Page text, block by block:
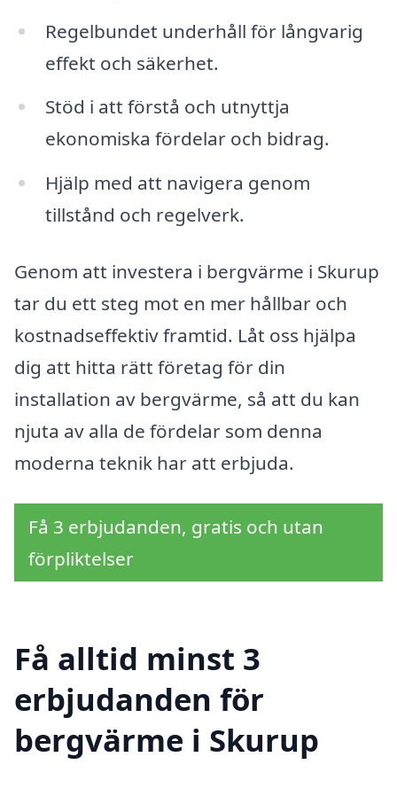
Regelbundet underhåll för långvarig
effekt och säkerhet.
Stöd i att förstå och utnyttja
ekonomiska fördelar och bidrag.
Hjälp med att navigera genom
tillstånd och regelverk.
Genom att investera i bergvärme i Skurup
tar du ett steg mot en mer hållbar och
kostnadseffektiv framtid. Låt oss hjälpa
dig att hitta rätt företag för din
installation av bergvärme, så att du kan
njuta av alla de fördelar som denna
moderna teknik har att erbjuda.
Få 3 erbjudanden, gratis och utan
förpliktelser
Få alltid minst 3
erbjudanden för
bergvärme i Skurup